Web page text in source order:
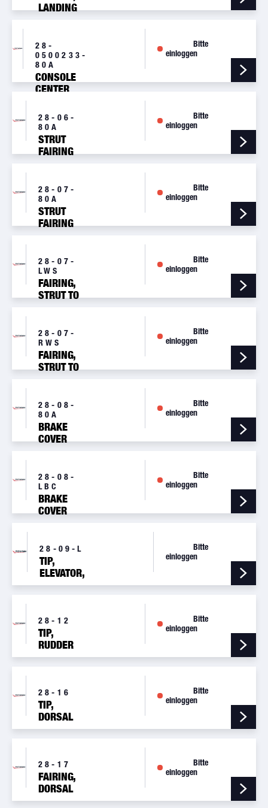
LANDING
28-
0500233-
80A
CONSOLE
CENTER
Bitte
einloggen
28-06-
80A
STRUT
FAIRING
Bitte
einloggen
28-07-
80A
STRUT
FAIRING
Bitte
einloggen
28-07-
LWS
FAIRING,
STRUT TO
1
Bitte
einloggen
28-07-
RWS
FAIRING,
STRUT TO
2
Bitte
einloggen
28-08-
80A
BRAKE
COVER
Bitte
einloggen
28-08-
LBC
BRAKE
COVER
Bitte
einloggen
28-09-L
TIP,
ELEVATOR,
LH
Bitte
einloggen
28-12
TIP,
RUDDER
BUTT
Bitte
einloggen
28-16
TIP,
DORSAL
FIN
Bitte
einloggen
28-17
FAIRING,
DORSAL
FIN, AFT
Bitte
einloggen